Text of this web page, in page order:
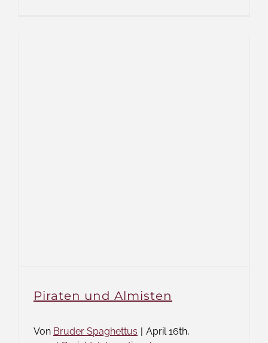
Piraten und Almisten
Von Bruder Spaghettus
April 16th,